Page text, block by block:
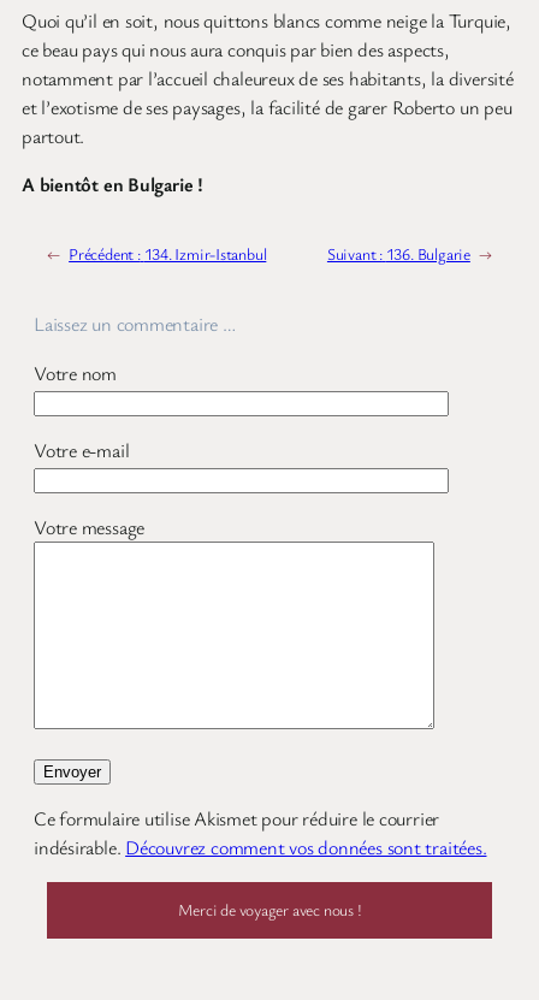
Quoi qu’il en soit, nous quittons blancs comme neige la Turquie,
ce beau pays qui nous aura conquis par bien des aspects,
notamment par l’accueil chaleureux de ses habitants, la diversité
et l’exotisme de ses paysages, la facilité de garer Roberto un peu
partout.
A bientôt en Bulgarie !
← Précédent : 134. Izmir-Istanbul Suivant : 136. Bulgarie →
Laissez un commentaire …
Votre nom
Votre e-mail
Votre message
Ce formulaire utilise Akismet pour réduire le courrier
indésirable. Découvrez comment vos données sont traitées.
Merci de voyager avec nous !